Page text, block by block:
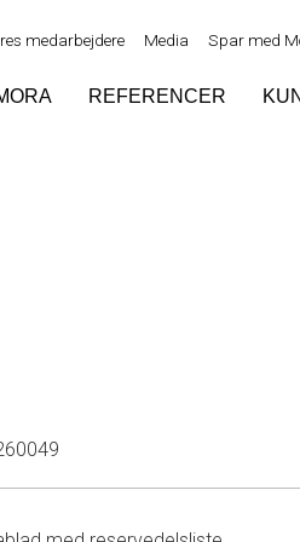
medarbejdere Media Spar med
REFERENCER